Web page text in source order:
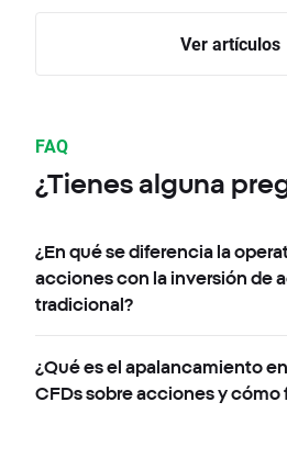
Ver artículos
FAQ
¿Tienes alguna
¿En qué se diferencia la
acciones con la inversión de
tradicional?
¿Qué es el apalancamiento
CFDs sobre acciones y cómo